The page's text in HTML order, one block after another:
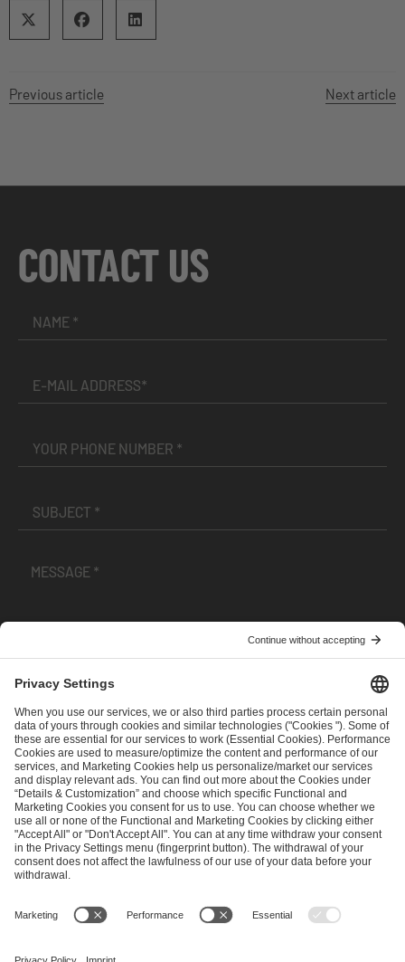
Previous article Next article
CONTACT US
andPrivacy Policy
SEND MESSAGE
CAREER MEDIA RIGHTS